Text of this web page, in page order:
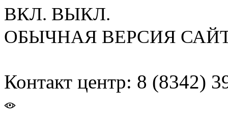
ВКЛ. ВЫКЛ.
ОБЫЧНАЯ ВЕРСИЯ
Контакт центр: 8 (8342)